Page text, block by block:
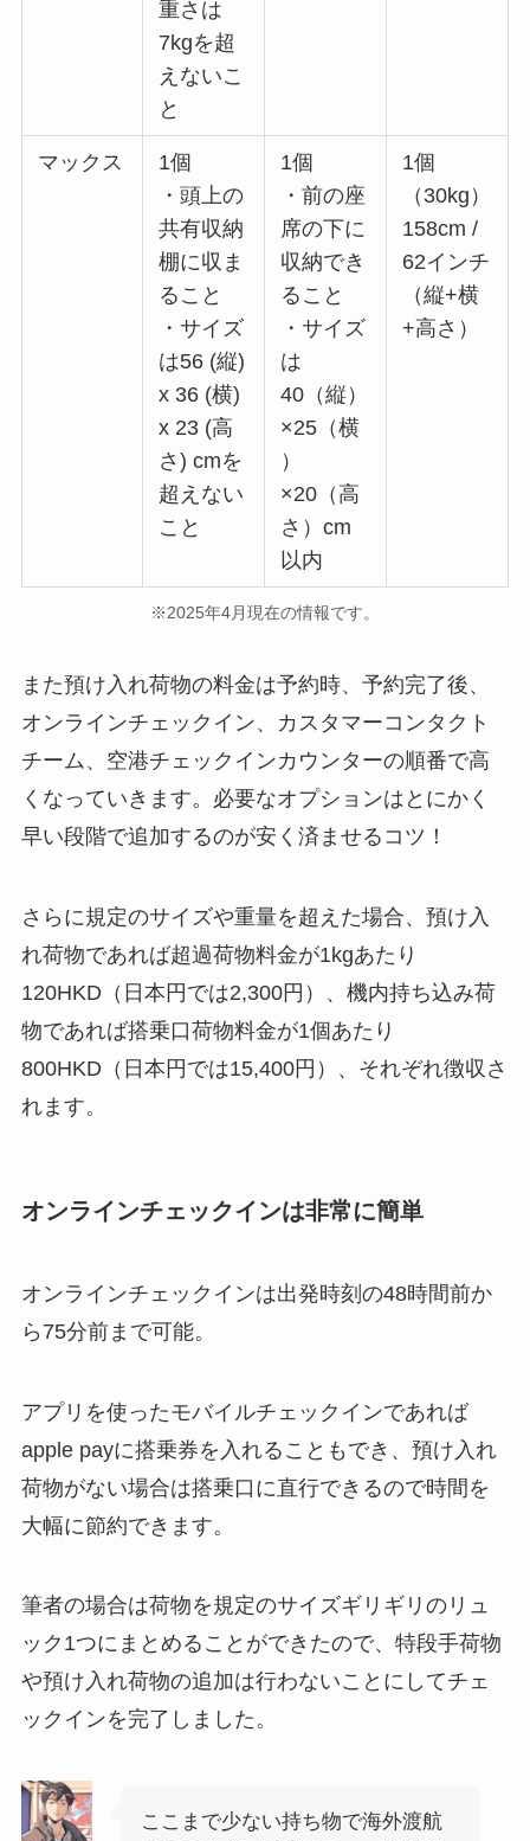
重さは
7kgを超
えないこ
と
マックス
1個
・頭上の
共有収納
棚に収ま
ること
・サイズ
は56 (縦)
x 36 (横)
x 23 (高
さ) cmを
超えない
こと
1個
・前の座
席の下に
収納でき
ること
・サイズ
は
40（縦）
×25（横
）
×20（高
さ）cm
以内
1個
（30kg）
158cm /
62インチ
（縦+横
+高さ）
※2025年4月現在の情報です。
また預け入れ荷物の料金は予約時、予約完了後、
オンラインチェックイン、カスタマーコンタクト
チーム、空港チェックインカウンターの順番で高
くなっていきます。必要なオプションはとにかく
早い段階で追加するのが安く済ませるコツ！
さらに規定のサイズや重量を超えた場合、預け入
れ荷物であれば超過荷物料金が1kgあたり
120HKD（日本円では2,300円）、機内持ち込み荷
物であれば搭乗口荷物料金が1個あたり
800HKD（日本円では15,400円）、それぞれ徴収さ
れます。
オンラインチェックインは非常に簡単
オンラインチェックインは出発時刻の48時間前か
ら75分前まで可能。
アプリを使ったモバイルチェックインであれば
apple payに搭乗券を入れることもでき、預け入れ
荷物がない場合は搭乗口に直行できるので時間を
大幅に節約できます。
筆者の場合は荷物を規定のサイズギリギリのリュ
ック1つにまとめることができたので、特段手荷物
や預け入れ荷物の追加は行わないことにしてチェ
ックインを完了しました。
ここまで少ない持ち物で海外渡航